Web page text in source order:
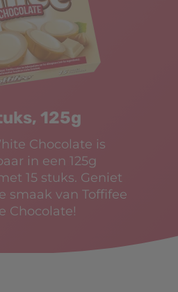
125g
Chocolate is
in een 125g
15 stuks. Geniet
smaak van Toffifee
Chocolate!